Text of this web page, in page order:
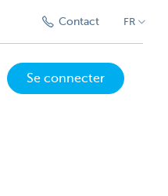
Contact FR
Se connecter